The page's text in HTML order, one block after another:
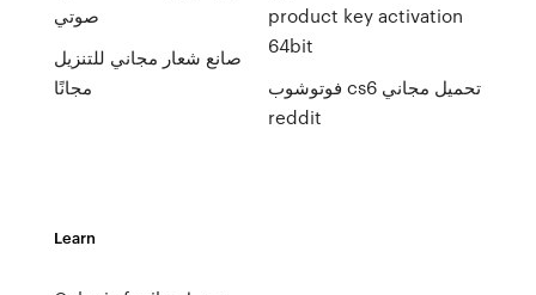
صوتي
صانع شعار مجاني للتنزيل
مجانًا
product key activation
64bit
فوتوشوب cs6 تحميل مجاني
reddit
Learn